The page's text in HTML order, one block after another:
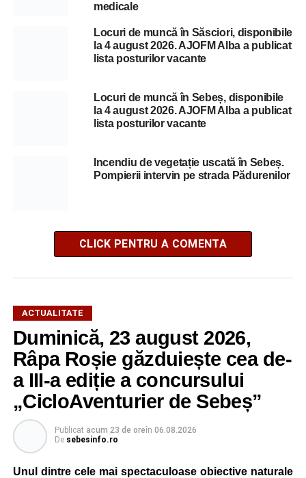
medicale
Locuri de muncă în Săsciori, disponibile
la 4 august 2026. AJOFM Alba a publicat
lista posturilor vacante
Locuri de muncă în Sebeș, disponibile
la 4 august 2026. AJOFM Alba a publicat
lista posturilor vacante
Incendiu de vegetație uscată în Sebeș.
Pompierii intervin pe strada Pădurenilor
CLICK PENTRU A COMENTA
ACTUALITATE
Duminică, 23 august 2026,
Râpa Roșie găzduiește cea de-
a III-a ediție a concursului
„CicloAventurier de Sebeș”
Publicat acum 23 de oreîn 06.08.2026
De sebesinfo.ro
Unul dintre cele mai spectaculoase obiective naturale